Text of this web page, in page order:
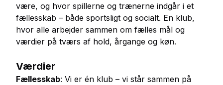
være, og hvor spillerne og trænerne indgår i et
fællesskab – både sportsligt og socialt. En klub,
hvor alle arbejder sammen om fælles mål og
værdier på tværs af hold, årgange og køn.
Værdier
Fællesskab: Vi er én klub – vi står sammen på